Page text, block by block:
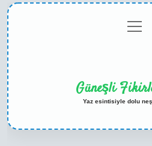
menüyü
aç
Güneşli
Yaz esintisiyle dolu